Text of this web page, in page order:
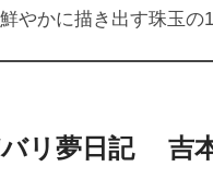
やかに描き出す珠玉の
バリ夢日記 吉